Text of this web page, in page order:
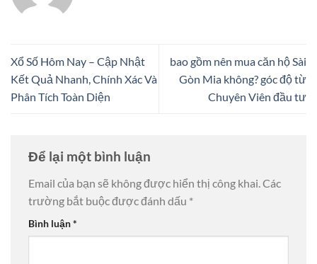
Xổ Số Hôm Nay – Cập Nhật
Kết Quả Nhanh, Chính Xác Và
Phân Tích Toàn Diện
bao gồm nên mua căn hộ Sài
Gòn Mia không? góc độ từ
Chuyên Viên đầu tư
Để lại một bình luận
Email của bạn sẽ không được hiển thị công khai.Các
trường bắt buộc được đánh dấu *
Bình luận*